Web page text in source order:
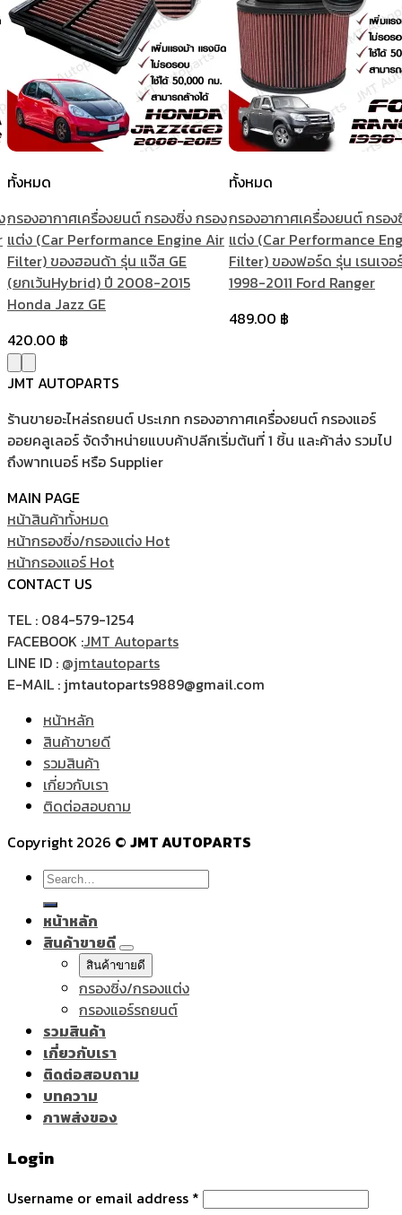
ทั้งหมด
กรองอากาศเครื่องยนต์ กรองซิ่ง กรอง
แต่ง (Car Performance Engine Air
Filter) ของฮอนด้า รุ่น แจ๊ส GE
(ยกเว้นHybrid) ปี 2008-2015
Honda Jazz GE
420.00 ฿
ทั้งหมด
กรองอากาศเครื่องยนต์ กรอ
แต่ง (Car Performance
Filter) ของฟอร์ด รุ่น เรนเจอ
1998-2011 Ford Ranger
489.00 ฿
JMT AUTOPARTS
ร้านขายอะไหล่รถยนต์ ประเภท กรองอากาศเครื่องยนต์ กรองแอร์
ออยคลูเลอร์ จัดจำหน่ายแบบค้าปลีกเริ่มต้นที่ 1 ชิ้น และค้าส่ง รวมไป
ถึงพาทเนอร์ หรือ Supplier
MAIN PAGE
หน้าสินค้าทั้งหมด
หน้ากรองซิ่ง/กรองแต่ง
หน้ากรองแอร์
CONTACT US
TEL : 084-579-1254
FACEBOOK :JMT Autoparts
LINE ID : @jmtautoparts
E-MAIL : jmtautoparts9889@gmail.com
หน้าหลัก
สินค้าขายดี
รวมสินค้า
เกี่ยวกับเรา
ติดต่อสอบถาม
Copyright 2026 © JMT AUTOPARTS
Search
for:
หน้าหลัก
สินค้าขายดี
สินค้าขายดี
กรองซิ่ง/กรองแต่ง
กรองแอร์รถยนต์
รวมสินค้า
เกี่ยวกับเรา
ติดต่อสอบถาม
บทความ
ภาพส่งของ
Login
Username or email address *